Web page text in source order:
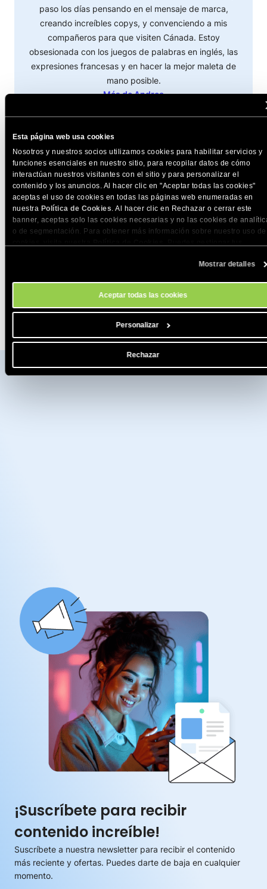
Esta página web usa cookies
Nosotros y nuestros socios utilizamos cookies para habilitar servicios y
funciones esenciales en nuestro sitio, para recopilar datos de cómo
interactúan nuestros visitantes con el sitio y para personalizar el
contenido y los anuncios. Al hacer clic en "Aceptar todas las cookies"
aceptas el uso de cookies en todas las páginas web enumeradas en
nuestra Política de Cookies. Al hacer clic en Rechazar o cerrar este
banner, aceptas solo las cookies necesarias y no las cookies de
o de segmentación. Para obtener más información sobre nuestro uso de
Mostrar detalles
Aceptar todas las cookies
Personalizar
Rechazar
paso los días pensando en el mensaje de marca,
creando increíbles copys, y convenciendo a mis
compañeros para que visiten Cánada. Estoy
obsesionada con los juegos de palabras en inglés, las
expresiones francesas y en hacer la mejor maleta de
mano posible.
Más de Andrea
¡Suscríbete para recibir
contenido increíble!
Suscríbete a nuestra newsletter para recibir el contenido
más reciente y ofertas. Puedes darte de baja en cualquier
momento.